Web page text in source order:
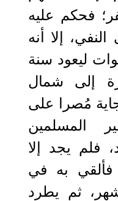
فحكم عليه
إلا أنه
ليعود سنة
إلى شمال
مُصرا على
المسلمين
فلم يجد إلا
فألقي به في
ثم يطرد